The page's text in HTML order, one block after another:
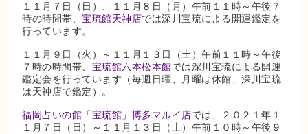
１１月７日（日）、１１月８日（月）午前１１時～午後７
時の時間帯、宝琉館天神店では深川宝琉による開運鑑定を
行っています。
１１月９日（火）～１１月１３日（土）午前１１時～午後
７時の時間帯、 宝琉館六本松本館では深川宝琉による開運
鑑定会を行っています（毎週日曜、月曜は休館、深川宝琉
は天神店で鑑定）。
福岡占いの館「宝琉館」博多マルイ店では、２０２１年１
１月７日（日）～１１月１３日（土）午前１０時～午後９